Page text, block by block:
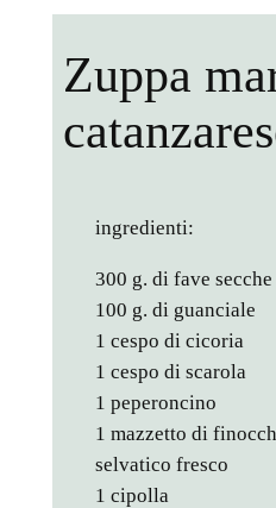
Zuppa
ingredienti:
300 g. di fave secche
100 g. di guanciale
1 cespo di cicoria
1 cespo di scarola
1 peperoncino
1 mazzetto di
selvatico fresco
1 cipolla